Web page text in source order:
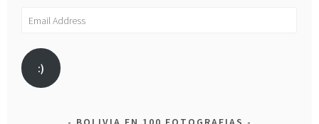
Email
:)